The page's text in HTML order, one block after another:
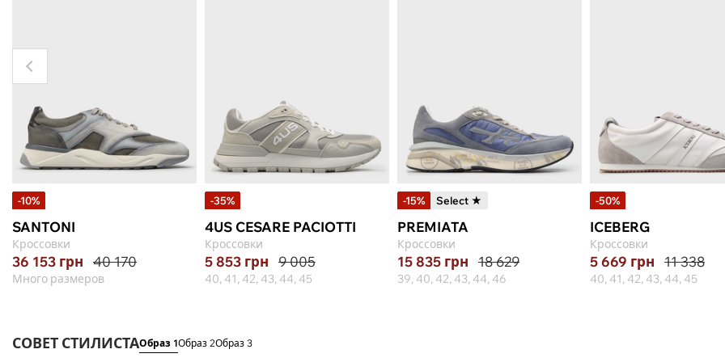
-10%
SANTONI
Кроссовки
36 153 грн 40 170
Много размеров
-35%
4US CESARE PACIOTTI
Кроссовки
5 853 грн 9 005
40, 41, 42, 43, 44, 45
-15% Select ★
PREMIATA
Кроссовки
15 835 грн 18 629
39, 40, 42, 43, 44, 46
-50%
ICEBERG
Кроссовки
5 669 грн 11 338
40, 41, 42, 43, 44, 45
СОВЕТ СТИЛИСТАОбраз 1Образ 2Образ 3